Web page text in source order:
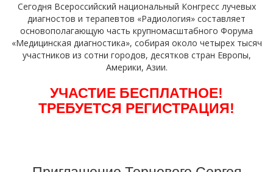
Сегодня Всероссийский национальный Конгресс лучевых
диагностов и терапевтов «Радиология» составляет
основополагающую часть крупномасштабного Форума
«Медицинская диагностика», собирая около четырех тысяч
участников из сотни городов, десятков стран Европы,
Америки, Азии.
УЧАСТИЕ БЕСПЛАТНОЕ!
ТРЕБУЕТСЯ РЕГИСТРАЦИЯ!